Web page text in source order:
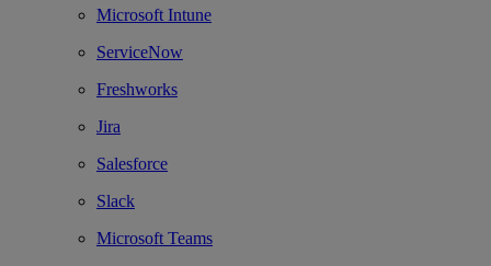
Microsoft Intune
ServiceNow
Freshworks
Jira
Salesforce
Slack
Microsoft Teams